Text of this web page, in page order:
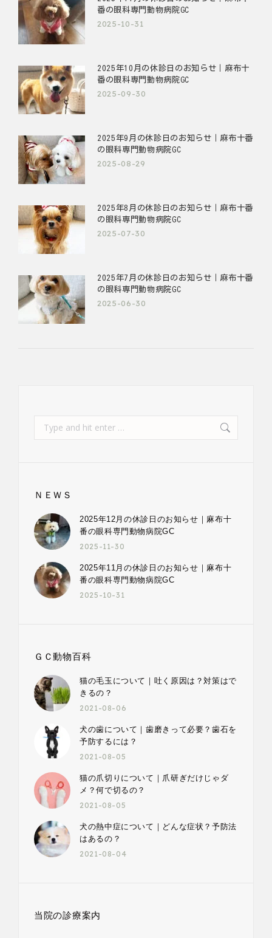
番の眼科専門動物病院GC
2025-10-31
2025年10月の休診日のお知らせ｜麻布十
番の眼科専門動物病院GC
2025-09-30
2025年9月の休診日のお知らせ｜麻布十番
の眼科専門動物病院GC
2025-08-29
2025年8月の休診日のお知らせ｜麻布十番
の眼科専門動物病院GC
2025-07-30
2025年7月の休診日のお知らせ｜麻布十番
の眼科専門動物病院GC
2025-06-30
ＮＥＷＳ
2025年12月の休診日のお知らせ｜麻布十
番の眼科専門動物病院GC
2025-11-30
2025年11月の休診日のお知らせ｜麻布十
番の眼科専門動物病院GC
2025-10-31
ＧＣ動物百科
猫の毛玉について｜吐く原因は？対策はで
きるの？
2021-08-06
犬の歯について｜歯磨きって必要？歯石を
予防するには？
2021-08-05
猫の爪切りについて｜爪研ぎだけじゃダ
メ？何で切るの？
2021-08-05
犬の熱中症について｜どんな症状？予防法
はあるの？
2021-08-04
当院の診療案内